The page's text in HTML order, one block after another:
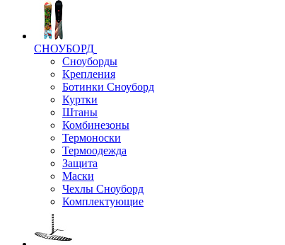
СНОУБОРД
Сноуборды
Крепления
Ботинки Сноуборд
Куртки
Штаны
Комбинезоны
Термоноски
Термоодежда
Защита
Маски
Чехлы Сноуборд
Комплектующие